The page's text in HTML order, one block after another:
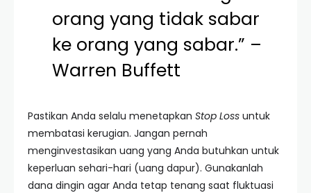
orang yang tidak sabar
ke orang yang sabar.” –
Warren Buffett
Pastikan Anda selalu menetapkan Stop Loss untuk
membatasi kerugian. Jangan pernah
menginvestasikan uang yang Anda butuhkan untuk
keperluan sehari-hari (uang dapur). Gunakanlah
dana dingin agar Anda tetap tenang saat fluktuasi